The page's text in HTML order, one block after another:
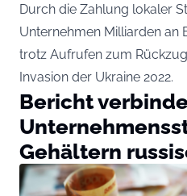
Durch die Zahlung lokaler
Unternehmen Milliarden an
trotz Aufrufen zum
Invasion der Ukraine 2022.
Bericht
Gehältern